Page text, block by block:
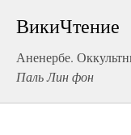
ВикиЧтение
Аненербе.
Паль Лин фон